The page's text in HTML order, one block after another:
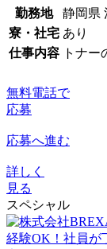
勤務地
静岡県
寮・社宅 あり
仕事内容 トナー
無料電話で
応募
応募へ進む
詳しく
見る
スペシャル